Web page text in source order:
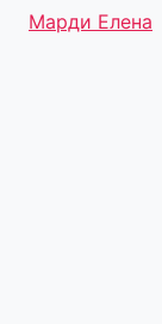
Метки
Марди Елена